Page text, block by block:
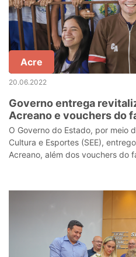
Acre
20.06.2022
Governo entrega
Acreano e vouchers do
O Governo do Estado, por meio
Cultura e Esportes (SEE),
Acreano, além dos vouchers do